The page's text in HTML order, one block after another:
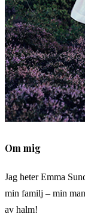
Om mig
Jag heter Emma
min familj – min
av halm!